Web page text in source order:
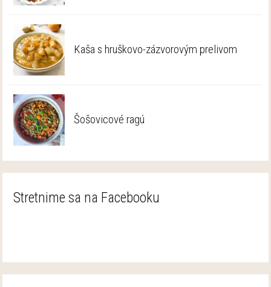
Kaša s hruškovo-zázvorovým prelivom
Šošovicové ragú
Stretnime sa na Facebooku